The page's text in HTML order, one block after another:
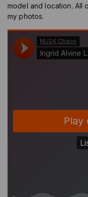
model and location. All
my photos.